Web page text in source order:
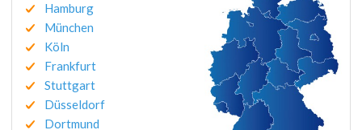
Hamburg
München
Köln
Frankfurt
Stuttgart
Düsseldorf
Dortmund